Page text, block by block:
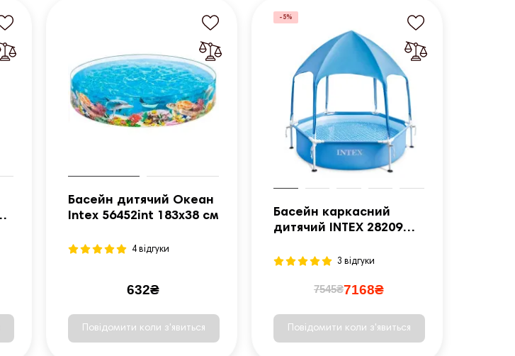
Басейн дитячий Океан
Intex 56452int 183x38 см
4 відгуки
632₴
Повідомити коли з'явиться
-5%
Басейн каркасний
дитячий INTEX 28209
3 відгуки
7545₴7168₴
Повідомити коли з'явиться